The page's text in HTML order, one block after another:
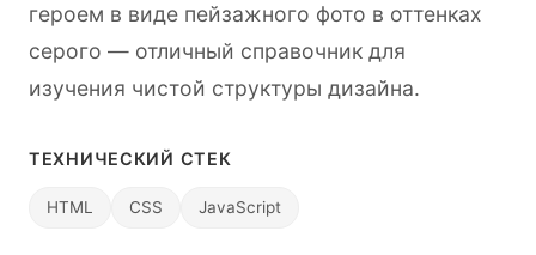
героем в виде пейзажного фото в оттенках
серого — отличный справочник для
изучения чистой структуры дизайна.
ТЕХНИЧЕСКИЙ СТЕК
HTML CSS JavaScript